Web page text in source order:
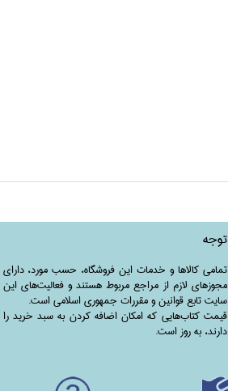
توجه
تمامی‌ کالاها و خدمات این فروشگاه، حسب مورد،‌ دارای
مجوزهای لازم از مراجع مربوط هستند ‌و‌‌ فعالیت‌های این
سایت تابع قوانین و مقررات جمهوری اسلامی است.
قیمت کتاب‌هایی که امکان اضافه کردن به سبد خرید را
دارند،‌ به روز است.